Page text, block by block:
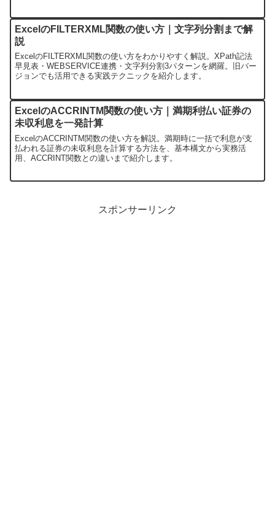
ExcelのFILTERXML関数の使い方｜文字列分割まで解
説
ExcelのFILTERXML関数の使い方をわかりやすく解説。XPath記法
早見表・WEBSERVICE連携・文字列分割3パターンを網羅。旧バー
ジョンでも活用できる実践テクニックを紹介します。
ExcelのACCRINTM関数の使い方｜満期利払い証券の
未収利息を一発計算
ExcelのACCRINTM関数の使い方を解説。満期時に一括で利息が支
払われる証券の未収利息を計算する方法を、基本構文から実務活
用、ACCRINT関数との違いまで紹介します。
スポンサーリンク